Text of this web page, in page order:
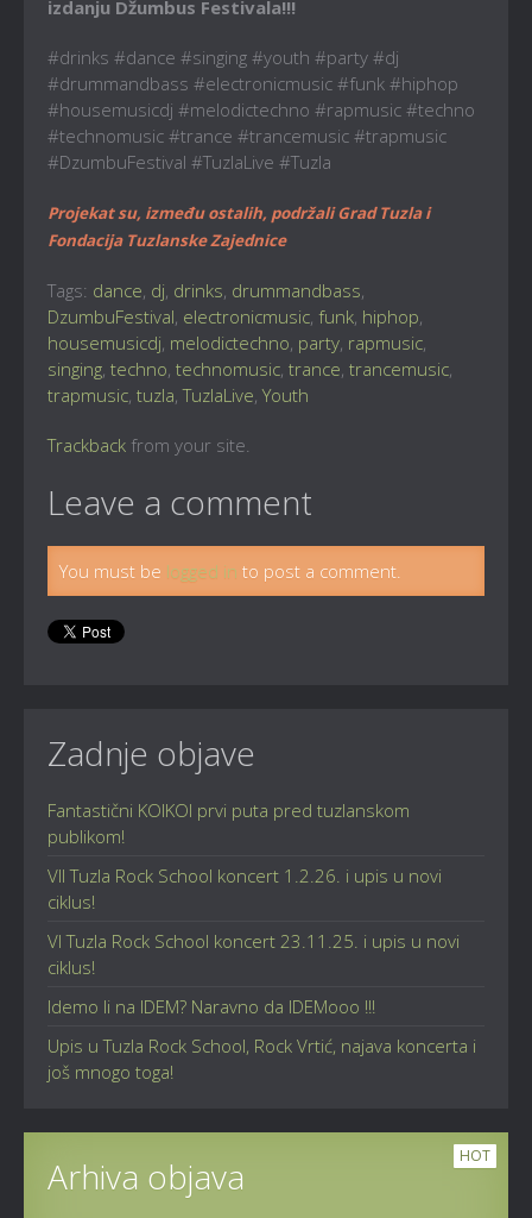
izdanju Džumbus Festivala!!!
#drinks #dance #singing #youth #party #dj
#drummandbass #electronicmusic #funk #hiphop
#housemusicdj #melodictechno #rapmusic #techno
#technomusic #trance #trancemusic #trapmusic
#DzumbuFestival #TuzlaLive #Tuzla
Projekat su, između ostalih, podržali Grad Tuzla i
Fondacija Tuzlanske Zajednice
Tags: dance, dj, drinks, drummandbass,
DzumbuFestival, electronicmusic, funk, hiphop,
housemusicdj, melodictechno, party, rapmusic,
singing, techno, technomusic, trance, trancemusic,
trapmusic, tuzla,TuzlaLive,Youth
Trackback from your site.
Leave a comment
You must be logged in to post a comment.
Zadnje objave
Fantastični KOIKOI prvi puta pred tuzlanskom
publikom!
VII Tuzla Rock School koncert 1.2.26. i upis u novi
ciklus!
VI Tuzla Rock School koncert 23.11.25. i upis u novi
ciklus!
Idemo li na IDEM? Naravno da IDEMooo !!!
Upis u Tuzla Rock School, Rock Vrtić, najava koncerta i
još mnogo toga!
HOT
Arhiva objava